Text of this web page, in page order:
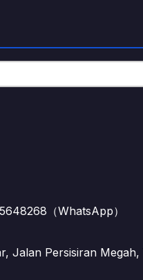
（WhatsApp）
Persisiran Megah,